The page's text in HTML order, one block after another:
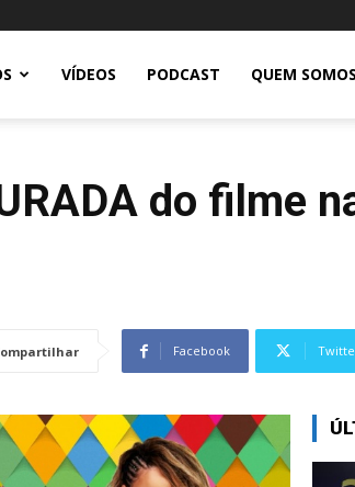
VÍDEOS PODCAST QUEM SOMOS
do filme
Facebook